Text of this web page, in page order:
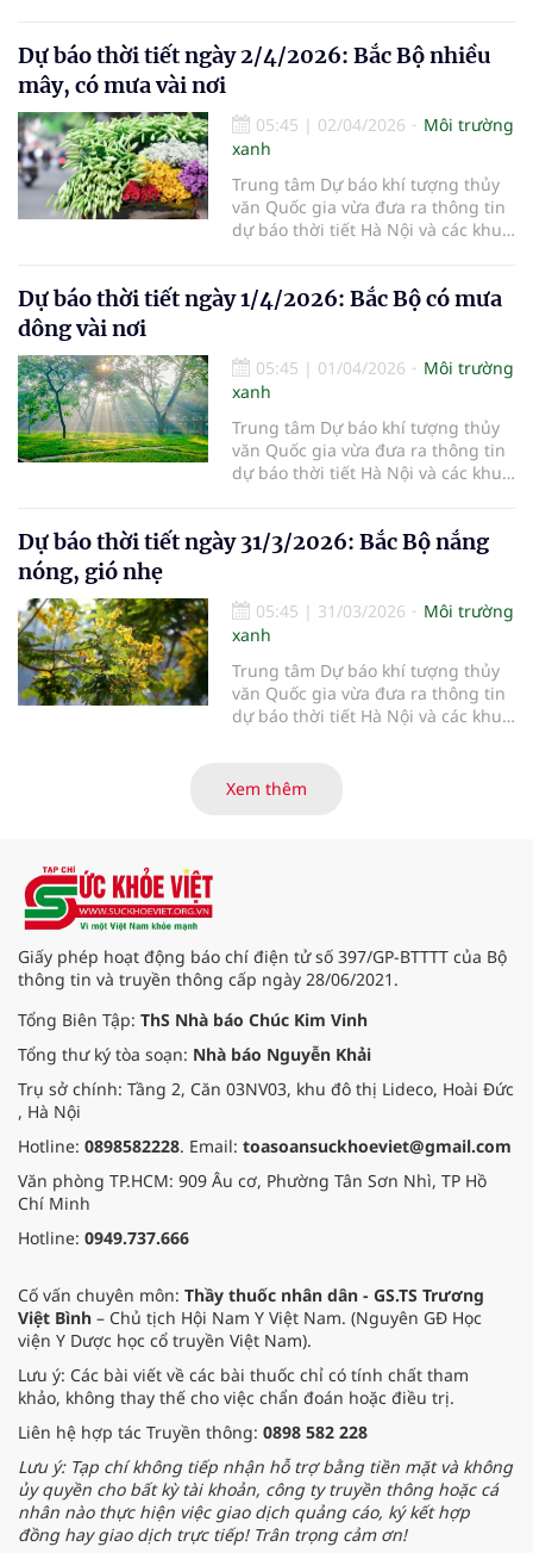
Dự báo thời tiết ngày 2/4/2026: Bắc Bộ nhiều
mây, có mưa vài nơi
05:45 | 02/04/2026
Môi trường
xanh
Trung tâm Dự báo khí tượng thủy
văn Quốc gia vừa đưa ra thông tin
dự báo thời tiết Hà Nội và các khu
Dự báo thời tiết ngày 1/4/2026: Bắc Bộ có mưa
dông vài nơi
05:45 | 01/04/2026
Môi trường
xanh
Trung tâm Dự báo khí tượng thủy
văn Quốc gia vừa đưa ra thông tin
dự báo thời tiết Hà Nội và các khu
Dự báo thời tiết ngày 31/3/2026: Bắc Bộ nắng
nóng, gió nhẹ
05:45 | 31/03/2026
Môi trường
xanh
Trung tâm Dự báo khí tượng thủy
văn Quốc gia vừa đưa ra thông tin
dự báo thời tiết Hà Nội và các khu
Xem thêm
Giấy phép hoạt động báo chí điện tử số 397/GP-BTTTT của Bộ
thông tin và truyền thông cấp ngày 28/06/2021.
Tổng Biên Tập: ThS Nhà báo Chúc Kim Vinh
Tổng thư ký tòa soạn: Nhà báo Nguyễn Khải
Trụ sở chính: Tầng 2, Căn 03NV03, khu đô thị Lideco, Hoài Đức
, Hà Nội
Hotline: 0898582228. Email: toasoansuckhoeviet@gmail.com
Văn phòng TP.HCM: 909 Âu cơ, Phường Tân Sơn Nhì, TP Hồ
Chí Minh
Hotline: 0949.737.666
Cố vấn chuyên môn: Thầy thuốc nhân dân - GS.TS Trương
Việt Bình – Chủ tịch Hội Nam Y Việt Nam. (Nguyên GĐ Học
viện Y Dược học cổ truyền Việt Nam).
Lưu ý: Các bài viết về các bài thuốc chỉ có tính chất tham
khảo, không thay thế cho việc chẩn đoán hoặc điều trị.
Liên hệ hợp tác Truyền thông: 0898 582 228
Lưu ý: Tạp chí không tiếp nhận hỗ trợ bằng tiền mặt và không
ủy quyền cho bất kỳ tài khoản, công ty truyền thông hoặc cá
nhân nào thực hiện việc giao dịch quảng cáo, ký kết hợp
đồng hay giao dịch trực tiếp! Trân trọng cảm ơn!